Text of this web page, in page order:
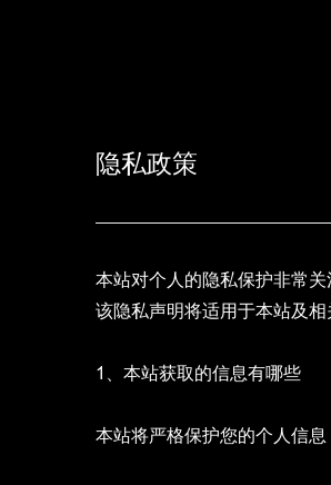
隐私政策
本站对个人的隐私保护非常
该隐私声明将适用于本站及
1、本站获取的信息有哪些
本站将严格保护您的个人信